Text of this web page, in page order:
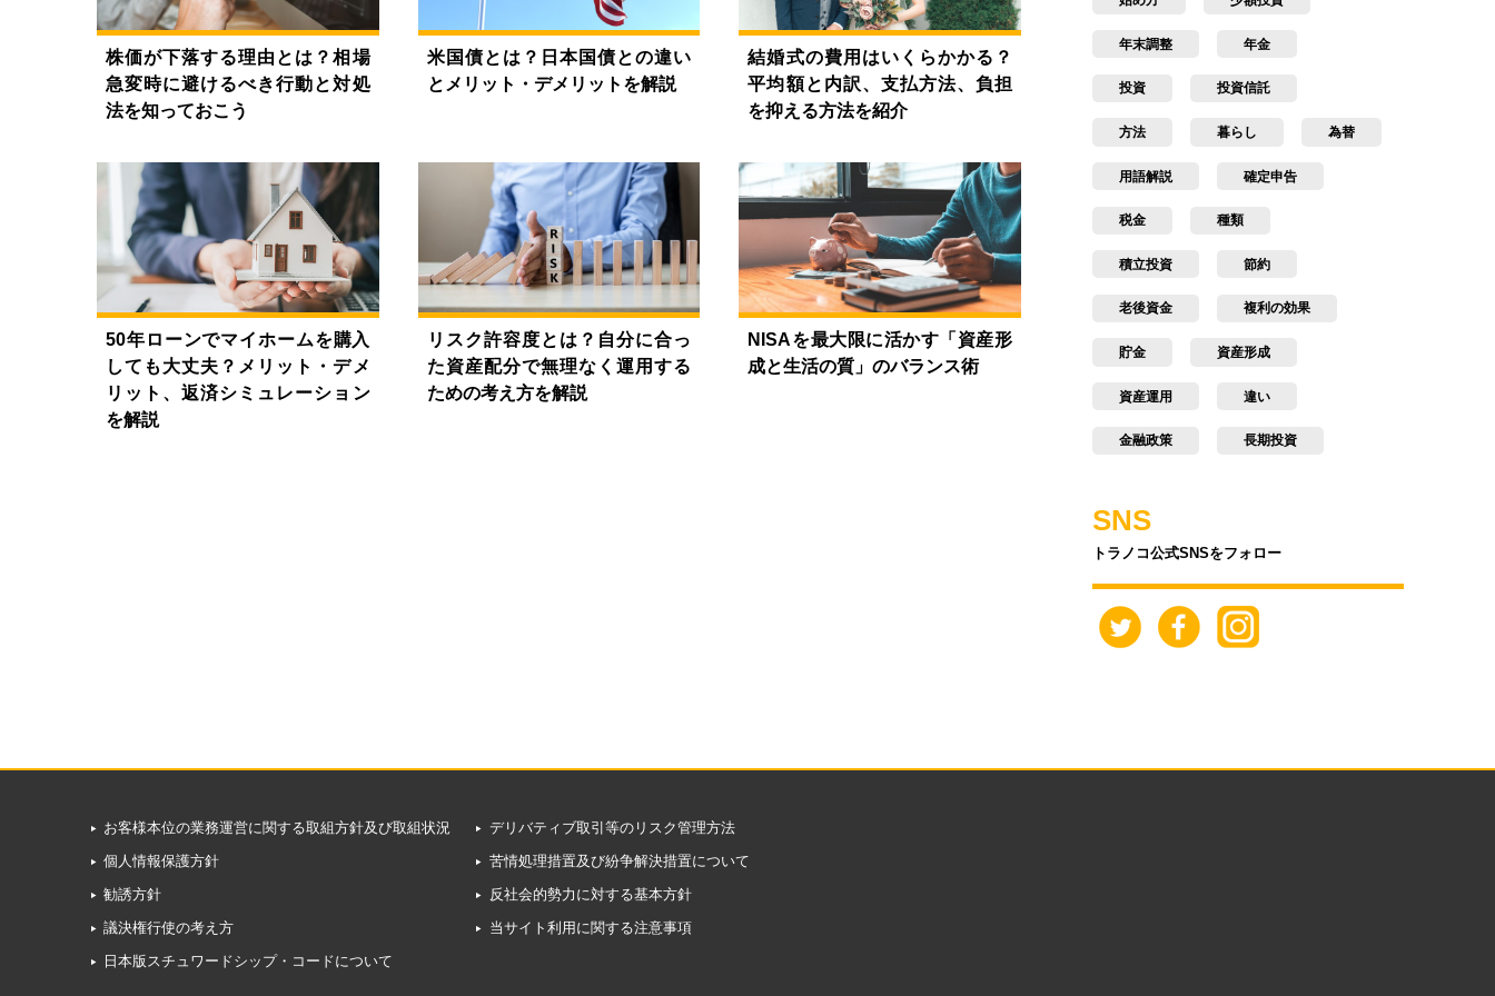
株価が下落する理由とは？相場
急変時に避けるべき行動と対処
法を知っておこう
米国債とは？日本国債との違い
とメリット・デメリットを解説
結婚式の費用はいくらかかる？
平均額と内訳、支払方法、負担
を抑える方法を紹介
50年ローンでマイホームを購入
しても大丈夫？メリット・デメ
リット、返済シミュレーション
を解説
リスク許容度とは？自分に合っ
た資産配分で無理なく運用する
ための考え方を解説
NISAを最大限に活かす「資産形
成と生活の質」のバランス術
年末調整 年金
投資 投資信託
方法 暮らし 為替
用語解説 確定申告
税金 種類
積立投資 節約
老後資金 複利の効果
貯金 資産形成
資産運用 違い
金融政策 長期投資
SNS
トラノコ公式SNSをフォロー
お客様本位の業務運営に関する取組方針及び取組状況
個人情報保護方針
勧誘方針
議決権行使の考え方
日本版スチュワードシップ・コードについて
デリバティブ取引等のリスク管理方法
苦情処理措置及び紛争解決措置について
反社会的勢力に対する基本方針
当サイト利用に関する注意事項